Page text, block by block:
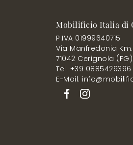
Mobilificio Italia di
P.IVA 01999640715
Via Manfredonia
71042 Cerignola (FG)
Tel. +39 0885429396
E-Mail.